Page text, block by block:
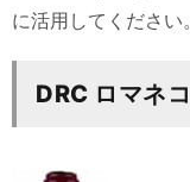
に活用してください。
DRC ロマネ